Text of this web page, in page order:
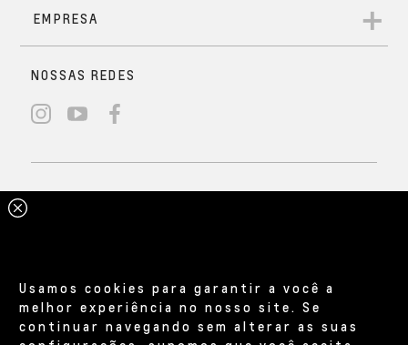
Usamos cookies para garantir a você a
melhor experiência no nosso site. Se
continuar navegando sem alterar as suas